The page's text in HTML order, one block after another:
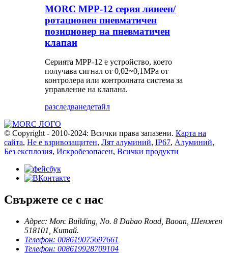
MORC MPP-12 серия линеен/
ротационен пневматичен
позиционер на пневматичен
клапан
Серията MPP-12 е устройство, което
получава сигнал от 0,02~0,1MPa от
контролера или контролната система за
управление на клапана.
разследванедетайл
© Copyright - 2010-2024: Всички права запазени. Карта на
сайта, Не е взривозащитен, Лят алуминий, IP67, Алуминий,
Без експлозия, Искробезопасен, Всички продукти
Свържете се с нас
Адрес: Morc Building, No. 8 Dabao Road, Baoan, Шенжен
518101, Китай.
Телефон: 008619075697661
Телефон: 008619928709104